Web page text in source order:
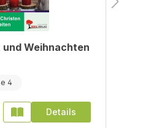
Weihnachten
4
Details